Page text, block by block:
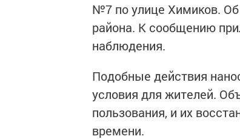
№7 по улице Химиков.
района. К сообщению
наблюдения.
Подобные действия
условия для жителей.
пользования, и их
времени.